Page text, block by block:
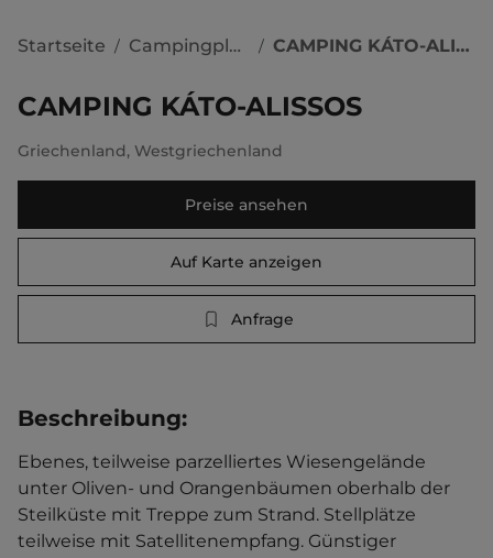
Startseite / Campingplätze / CAMPING KÁTO-ALISSOS
CAMPING KÁTO-ALISSOS
Griechenland, Westgriechenland
Preise ansehen
Auf Karte anzeigen
Anfrage
Beschreibung:
Ebenes, teilweise parzelliertes Wiesengelände
unter Oliven- und Orangenbäumen oberhalb der
Steilküste mit Treppe zum Strand. Stellplätze
teilweise mit Satellitenempfang. Günstiger